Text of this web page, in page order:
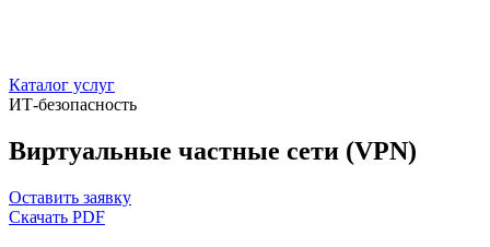
Каталог услуг
ИТ-безопасность
Виртуальные частные сети (VPN)
Оставить заявку
Скачать PDF